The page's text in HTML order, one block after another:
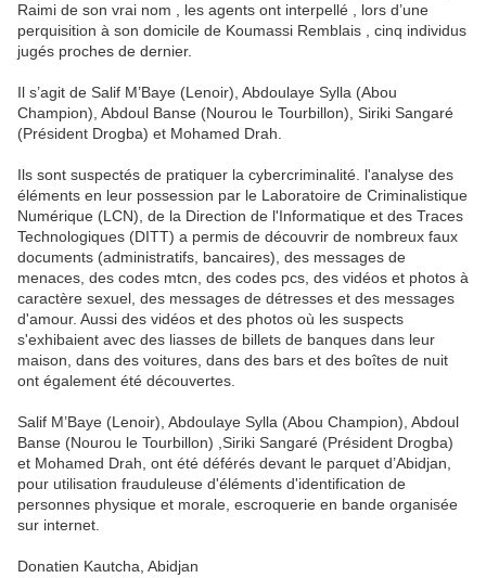
Raimi de son vrai nom , les agents ont interpellé , lors d’une
perquisition à son domicile de Koumassi Remblais , cinq individus
jugés proches de dernier.
Il s’agit de Salif M’Baye (Lenoir), Abdoulaye Sylla (Abou
Champion), Abdoul Banse (Nourou le Tourbillon), Siriki Sangaré
(Président Drogba) et Mohamed Drah.
Ils sont suspectés de pratiquer la cybercriminalité. l'analyse des
éléments en leur possession par le Laboratoire de Criminalistique
Numérique (LCN), de la Direction de l'Informatique et des Traces
Technologiques (DITT) a permis de découvrir de nombreux faux
documents (administratifs, bancaires), des messages de
menaces, des codes mtcn, des codes pcs, des vidéos et photos à
caractère sexuel, des messages de détresses et des messages
d'amour. Aussi des vidéos et des photos où les suspects
s'exhibaient avec des liasses de billets de banques dans leur
maison, dans des voitures, dans des bars et des boîtes de nuit
ont également été découvertes.
Salif M’Baye (Lenoir), Abdoulaye Sylla (Abou Champion), Abdoul
Banse (Nourou le Tourbillon) ,Siriki Sangaré (Président Drogba)
et Mohamed Drah, ont été déférés devant le parquet d’Abidjan,
pour utilisation frauduleuse d'éléments d'identification de
personnes physique et morale, escroquerie en bande organisée
sur internet.
Donatien Kautcha, Abidjan